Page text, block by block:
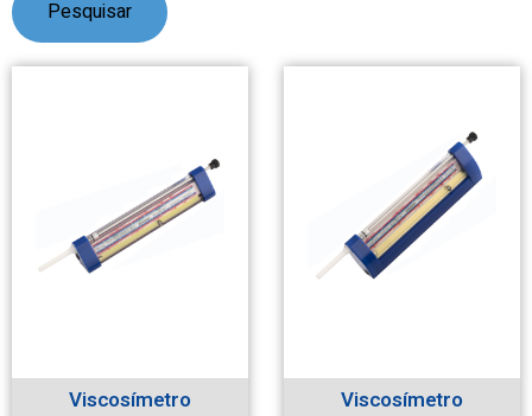
Pesquisar
Viscosímetro Viscosímetro